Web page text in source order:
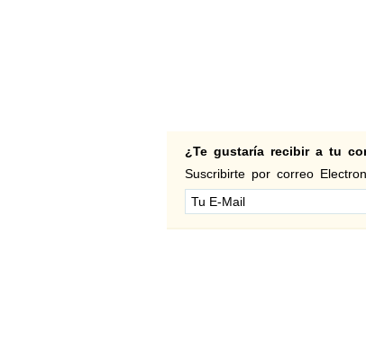
¿Te gustaría recibir a tu
Suscribirte por correo